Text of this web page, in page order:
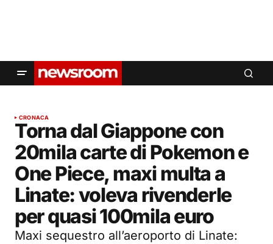
CRONACA
Torna dal Giappone con
20mila carte di Pokemon e
One Piece, maxi multa a
Linate: voleva rivenderle
per quasi 100mila euro
Maxi sequestro all’aeroporto di Linate: